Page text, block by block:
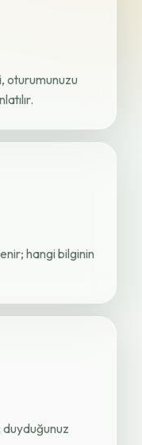
oturumunuzu
hangi bilginin
duyduğunuz